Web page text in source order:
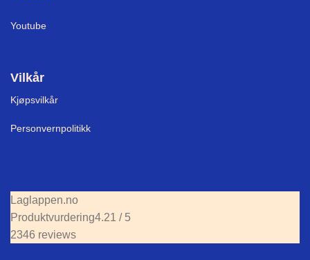
Youtube
Vilkår
Kjøpsvilkår
Personvernpolitikk
Laglappen.no
Produktvurdering4.21 / 5
2346 reviews